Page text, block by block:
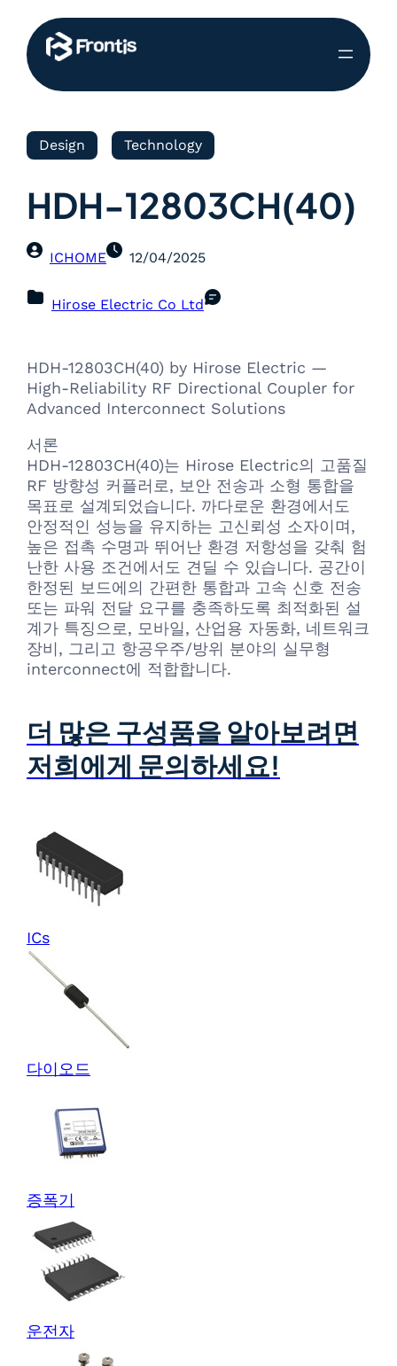
Design Technology
HDH-12803CH(40)
ICHOME 12/04/2025
Hirose Electric Co Ltd
HDH-12803CH(40) by Hirose Electric —
High-Reliability RF Directional Coupler for
Advanced Interconnect Solutions
서론
HDH-12803CH(40)는 Hirose Electric의 고품질
RF 방향성 커플러로, 보안 전송과 소형 통합을
목표로 설계되었습니다. 까다로운 환경에서도
안정적인 성능을 유지하는 고신뢰성 소자이며,
높은 접촉 수명과 뛰어난 환경 저항성을 갖춰 험
난한 사용 조건에서도 견딜 수 있습니다. 공간이
한정된 보드에의 간편한 통합과 고속 신호 전송
또는 파워 전달 요구를 충족하도록 최적화된 설
계가 특징으로, 모바일, 산업용 자동화, 네트워크
장비, 그리고 항공우주/방위 분야의 실무형
interconnect에 적합합니다.
더 많은 구성품을 알아보려면
저희에게 문의하세요!
ICs
다이오드
증폭기
운전자